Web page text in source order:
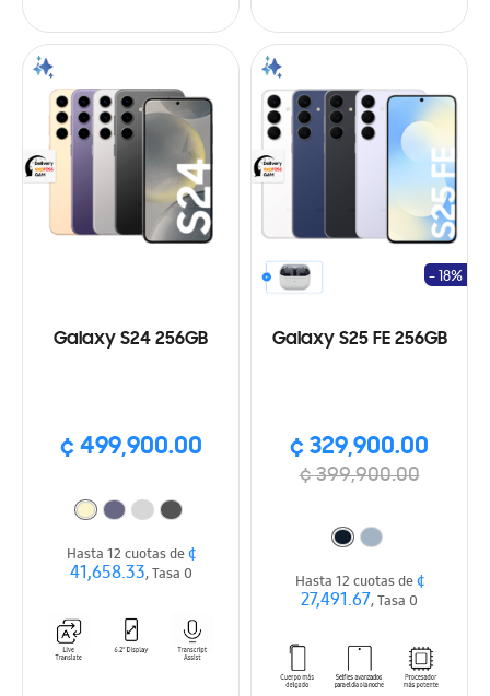
Galaxy S24 256GB
¢ 499,900.00
Hasta 12 cuotas de¢
41,658.33, Tasa 0
Galaxy S25 FE 256GB
¢ 329,900.00
¢ 399,900.00
- 18%
Hasta 12 cuotas de¢
27,491.67, Tasa 0